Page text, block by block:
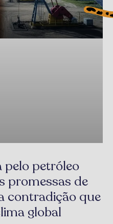
pelo petróleo
promessas de
contradição que
global